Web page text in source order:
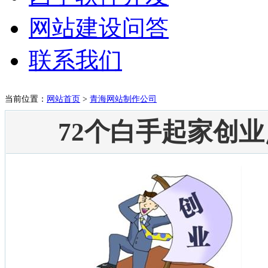
网站建设问答
联系我们
当前位置： 网站首页 > 青海网站制作公司
72个白手起家创